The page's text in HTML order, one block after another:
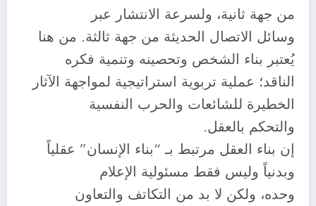
من جهة ثانية، ولسرعة الانتشار عبر
وسائل الاتصال الحديثة من جهة ثالثة. من هنا
يُعتبر بناء الشخص وتحصينه وتنمية فكره
الناقد؛ عملية تربوية استراتيجية لمواجهة الآثار
الخطيرة للشائعات والحرب النفسية
والتحكم بالعقل.
إن بناء العقل مرتبط بـ “بناء الإنسان” عقلياً
وبدنياً وليس فقط مسئولية الإعلام
وحده، ولكن لا بد من التكاتف والتعاون